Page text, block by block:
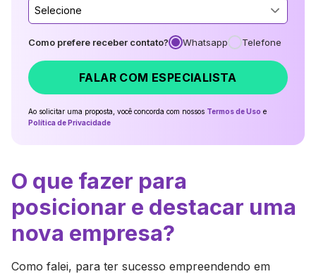
Selecione
Como prefere receber contato? Whatsapp Telefone
FALAR COM ESPECIALISTA
Ao solicitar uma proposta, você concorda com nossos Termos de Uso e
Política de Privacidade
O que fazer para
posicionar e destacar uma
nova empresa?
Como falei, para ter sucesso empreendendo em